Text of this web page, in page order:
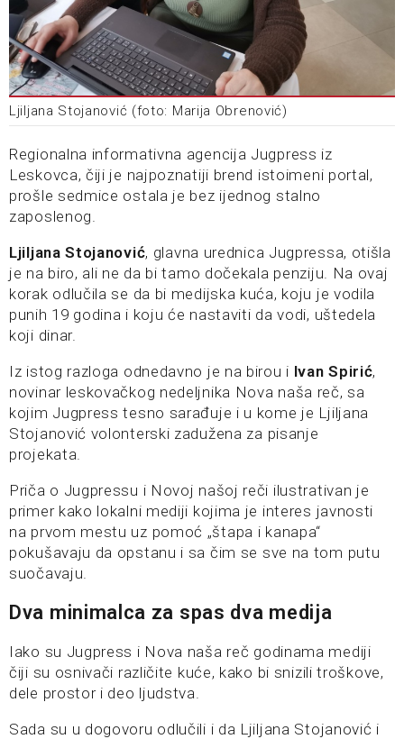
Ljiljana Stojanović (foto: Marija Obrenović)
Regionalna informativna agencija Jugpress iz
Leskovca, čiji je najpoznatiji brend istoimeni portal,
prošle sedmice ostala je bez ijednog stalno
zaposlenog.
Ljiljana Stojanović, glavna urednica Jugpressa, otišla
je na biro, ali ne da bi tamo dočekala penziju. Na ovaj
korak odlučila se da bi medijska kuća, koju je vodila
punih 19 godina i koju će nastaviti da vodi, uštedela
koji dinar.
Iz istog razloga odnedavno je na birou i Ivan Spirić,
novinar leskovačkog nedeljnika Nova naša reč, sa
kojim Jugpress tesno sarađuje i u kome je Ljiljana
Stojanović volonterski zadužena za pisanje
projekata.
Priča o Jugpressu i Novoj našoj reči ilustrativan je
primer kako lokalni mediji kojima je interes javnosti
na prvom mestu uz pomoć „štapa i kanapa“
pokušavaju da opstanu i sa čim se sve na tom putu
suočavaju.
Dva minimalca za spas dva medija
Iako su Jugpress i Nova naša reč godinama mediji
čiji su osnivači različite kuće, kako bi snizili troškove,
dele prostor i deo ljudstva.
Sada su u dogovoru odlučili i da Ljiljana Stojanović i